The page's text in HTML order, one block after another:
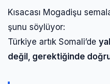
Kısacası Mogadişu
şunu söylüyor:
Türkiye artık Somali’de
değil, gerektiğinde